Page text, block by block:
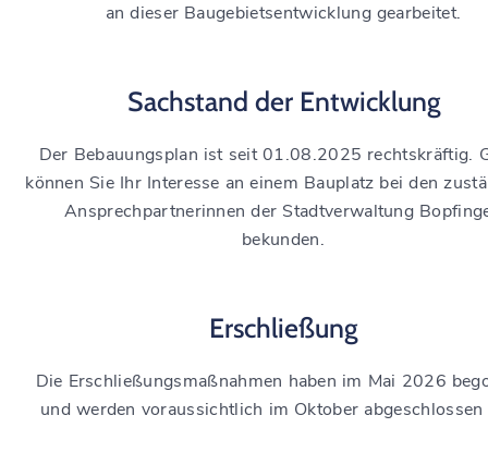
an dieser Baugebietsentwicklung gearbeitet.
Sachstand der Entwicklung
Der Bebauungsplan ist seit 01.08.2025 rechtskräftig.
können Sie Ihr Interesse an einem Bauplatz bei den
Ansprechpartnerinnen der Stadtverwaltung
bekunden.
Erschließung
Die Erschließungsmaßnahmen haben im Mai 2026
und werden voraussichtlich im Oktober abgeschlossen